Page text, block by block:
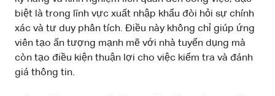
biệt là trong lĩnh vực xuất nhập khẩu đòi hỏi sự chính
xác và tư duy phân tích. Điều này không chỉ giúp ứng
viên tạo ấn tượng mạnh mẽ với nhà tuyển dụng mà
còn tạo điều kiện thuận lợi cho việc kiểm tra và đánh
giá thông tin.